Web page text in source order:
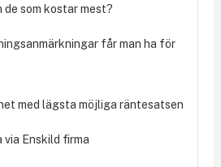
som kostar mest?
får man ha för
med lägsta möjliga räntesatsen
via Enskild firma